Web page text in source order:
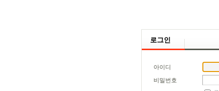
로그인
아이디
비밀번호